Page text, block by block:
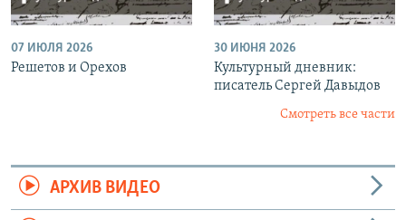
07 ИЮЛЯ 2026
Решетов и Орехов
30 ИЮНЯ 2026
Культурный дневник:
писатель Сергей Давыдов
Смотреть все части
АРХИВ ВИДЕО